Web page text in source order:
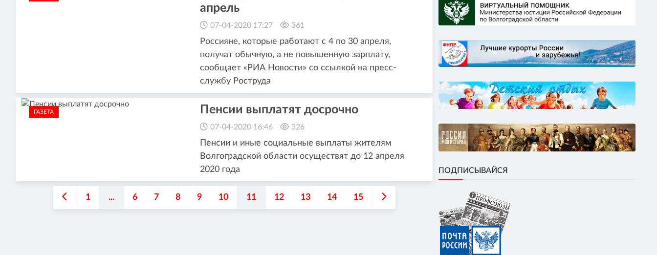
апрель
07-04-2020 17:27 361
Россияне, которые работают с 4 по 30 апреля,
получат обычную, а не повышенную зарплату,
сообщает «РИА Новости» со ссылкой на пресс-
службу Роструда
ГАЗЕТА Пенсии выплатят досрочно
07-04-2020 16:46 326
Пенсии и иные социальные выплаты жителям
Волгоградской области осуществят до 12 апреля
2020 года
1 ... 6 7 8 9 10 11 12 13 14 15
ПОДПИСЫВАЙСЯ